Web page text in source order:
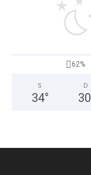
62%
S
34°
D
30